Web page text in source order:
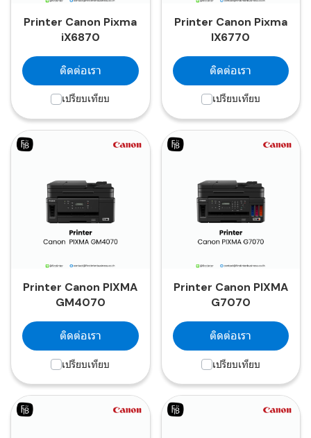
Printer Canon Pixma
iX6870
ติดต่อเรา
เปรียบเทียบ
Printer Canon Pixma
IX6770
ติดต่อเรา
เปรียบเทียบ
Printer Canon PIXMA
GM4070
ติดต่อเรา
เปรียบเทียบ
Printer Canon PIXMA
G7070
ติดต่อเรา
เปรียบเทียบ